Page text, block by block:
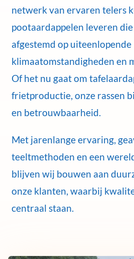
netwerk van ervaren telers
pootaardappelen leveren
afgestemd op uiteenlopende
klimaatomstandigheden en
Of het nu gaat om
frietproductie, onze rassen
en betrouwbaarheid.
Met jarenlange ervaring,
teeltmethoden en een
blijven wij bouwen aan
onze klanten, waarbij
centraal staan.